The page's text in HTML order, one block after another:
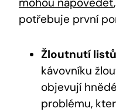
potřebuje první
Žloutnutí listů
kávovníku
objevují
problému,